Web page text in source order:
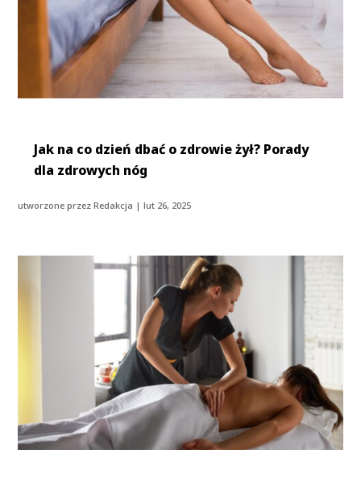
Jak na co dzień dbać o zdrowie żył? Porady
dla zdrowych nóg
utworzone przezRedakcja |lut 26, 2025